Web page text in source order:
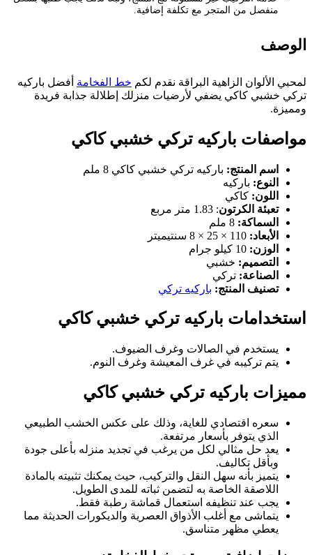
منفصل من المتجر مع تكلفة إضافية.
الوصف
لمحبي الألوان الزاهية البراقة نقدم لكم خط الفخامة أفضل باركيه
تركي خشبي كاكي يضفي لأرضيات منزلك إطلالة جذابة فريدة
ومميزة.
مواصفات باركيه تركي خشبي كاكي
اسم المنتج: باركيه تركي خشبي كاكي 8 ملم
النوع: باركيه
اللون: كاكي
تعبئة الكرتون: 1.83 متر مربع
السماكة: 8 ملم
الأبعاد:
الوزن:
التصميم: خشبي
الصناعة: تركي
تصنيف المنتج: باركيه تركي
استخدامات باركيه تركي خشبي كاكي
يستخدم في الصالات وغرف الضيوف.
يتم تركيبه في غرف المعيشة وغرف النوم.
مميزات باركيه تركي خشبي كاكي
سعره اقتصادي للغاية، وذلك على عكس الخشب الطبيعي
الذي يتوفر بأسعار مرتفعة.
يعد حل مثالي لكل من يرغب في تجديد منزله بأعلى جودة
وبأقل تكاليف.
يتميز بأنه سهل النقل والتركيب، حيث يمكنك تثبيته بالمادة
اللاصقة الخاصة به لتضمن ثباته للمدى الطويل.
يجب عند تنظيفه استعمال قماشة رطبة فقط.
يتماشى مع أغلب الأذواق العصرية والديكورات الحديثة مما
يعطي مظهر متناسق.